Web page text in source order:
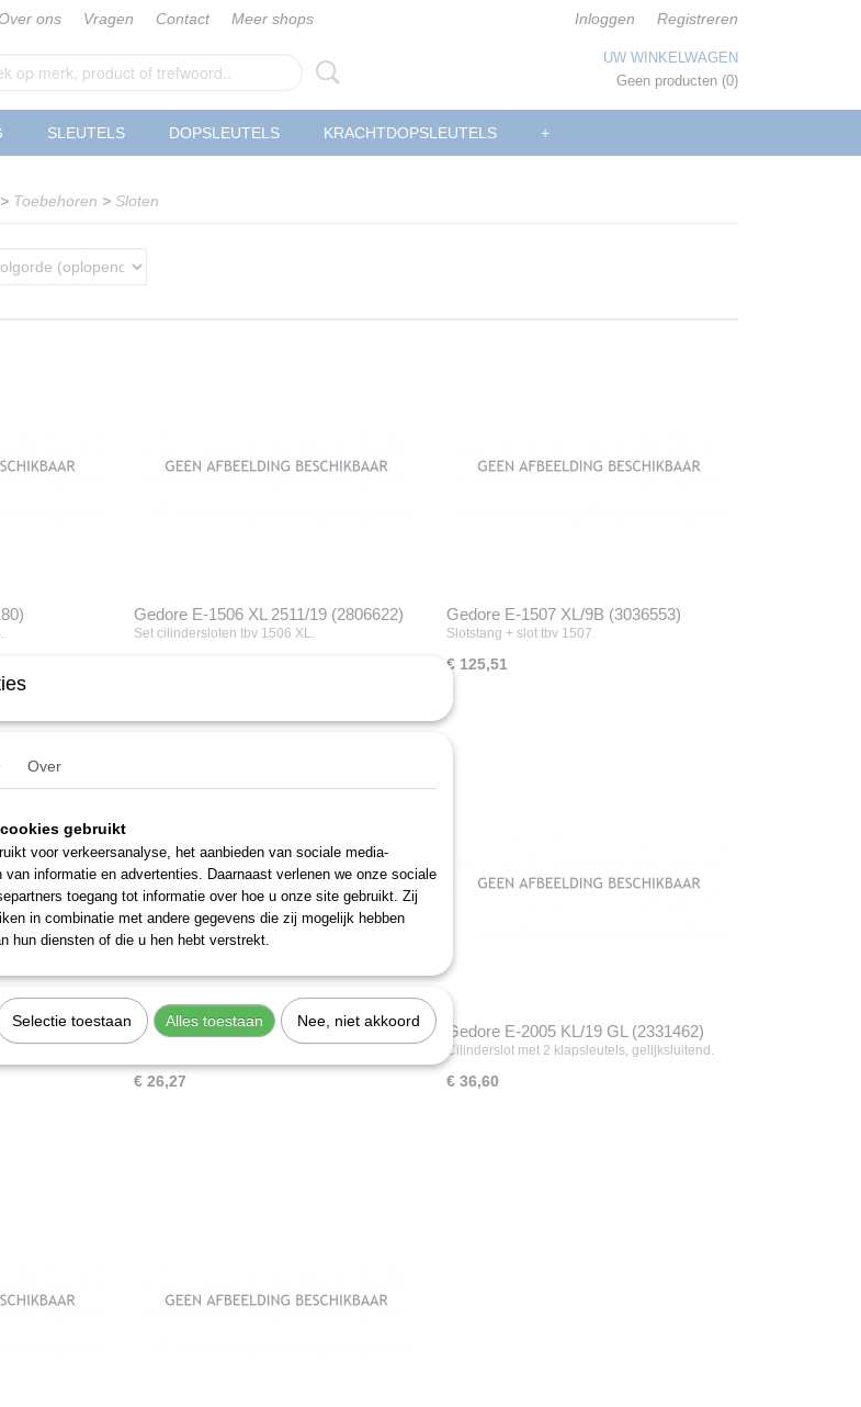
Over ons Vragen Contact Meer shops Inloggen Registreren
UW WINKELWAGEN
Geen producten (0)
SLEUTELS DOPSLEUTELS KRACHTDOPSLEUTELS +
> Toebehoren > Sloten
Gedore E-1506 XL 2511/19 (2806622)
Set cilindersloten tbv 1506 XL.
Gedore E-1507 XL/9B (3036553)
Slotstang + slot tbv 1507.
€ 125,51
Gedore E-2005 KL/19 (1834657)
€ 26,27
Gedore E-2005 KL/19 GL (2331462)
Cilinderslot met 2 klapsleutels, gelijksluitend.
€ 36,60
Over
gebruikt
voor verkeersanalyse, het aanbieden van sociale media-
informatie en advertenties. Daarnaast verlenen we onze sociale
toegang tot informatie over hoe u onze site gebruikt. Zij
in combinatie met andere gegevens die zij mogelijk hebben
hun diensten of die u hen hebt verstrekt.
Selectie toestaan Alles toestaan Nee, niet akkoord